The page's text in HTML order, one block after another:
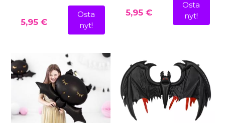
5,95 €
Osta
nyt!
5,95 €
Osta
nyt!